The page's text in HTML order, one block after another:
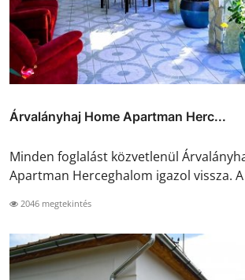
Árvalányhaj Home Apartman Herc...
Minden foglalást közvetlenül
Apartman Herceghalom igazol vissza. A
2046 megtekintés